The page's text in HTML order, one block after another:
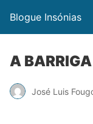
Blogue Insónias
A
José Luis